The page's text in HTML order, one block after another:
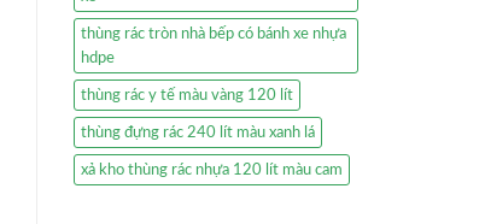
thùng rác tròn nhà bếp có bánh xe nhựa
hdpe
thùng rác y tế màu vàng 120 lít
thùng đựng rác 240 lít màu xanh lá
xả kho thùng rác nhựa 120 lít màu cam